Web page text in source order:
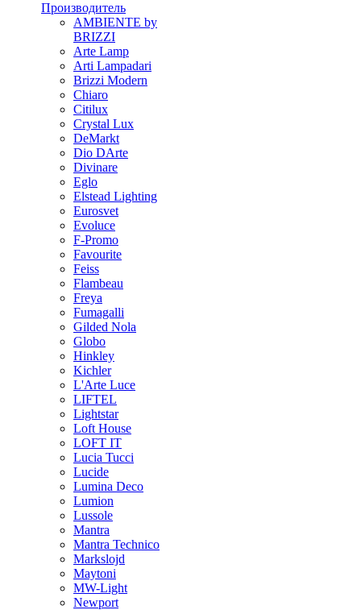
Производитель
AMBIENTE by
BRIZZI
Arte Lamp
Arti Lampadari
Brizzi Modern
Chiaro
Citilux
Crystal Lux
DeMarkt
Dio DArte
Divinare
Eglo
Elstead Lighting
Eurosvet
Evoluce
F-Promo
Favourite
Feiss
Flambeau
Freya
Fumagalli
Gilded Nola
Globo
Hinkley
Kichler
L'Arte Luce
LIFTEL
Lightstar
Loft House
LOFT IT
Lucia Tucci
Lucide
Lumina Deco
Lumion
Lussole
Mantra
Mantra Technico
Markslojd
Maytoni
MW-Light
Newport